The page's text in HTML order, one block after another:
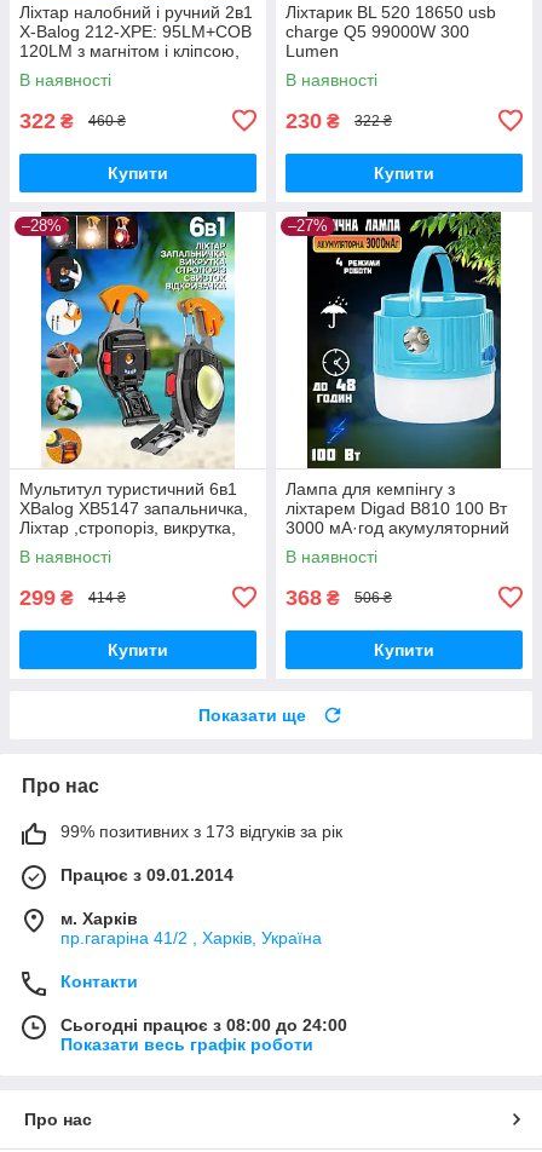
Ліхтар налобний і ручний 2в1
X-Balog 212-XPE: 95LM+COB
120LM з магнітом і кліпсою,
Li-Ion акумулятор
В наявності
322 ₴ 460 ₴
Купити
Ліхтарик BL 520 18650 usb
charge Q5 99000W 300
Lumen
В наявності
230 ₴ 322 ₴
Купити
–28%
Мультитул туристичний 6в1
XBalog XB5147 запальничка,
Ліхтар ,стропоріз, викрутка,
свисток, магніт
В наявності
299 ₴ 414 ₴
Купити
–27%
Лампа для кемпінгу з
ліхтарем Digad В810 100 Вт
3000 мА·год акумуляторний
світильник підвісний, 4
режими
В наявності
368 ₴ 506 ₴
Купити
Показати ще
Про нас
99% позитивних з 173 відгуків за рік
Працює з 09.01.2014
м. Харків
пр.гагаріна 41/2 , Харків, Україна
Контакти
Сьогодні працює з 08:00 до 24:00
Показати весь графік роботи
Про нас